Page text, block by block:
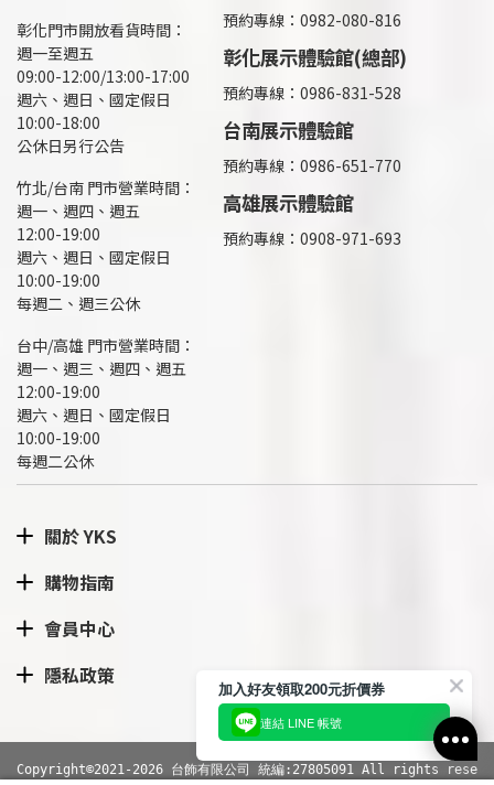
彰化門市開放看貨時間：
週一至週五
09:00-12:00/13:00-17:00
週六、週日、國定假日
10:00-18:00
公休日另行公告
竹北/台南 門市營業時間：
週一、週四、週五
12:00-19:00
週六、週日、國定假日
10:00-19:00
每週二、週三公休
台中/高雄 門市營業時間：
週一、週三、週四、週五
12:00-19:00
週六、週日、國定假日
10:00-19:00
每週二公休
預約專線：0982-080-816
彰化展示體驗館(總部)
預約專線： 0986-831-528
台南展示體驗館
預約專線：0986-651-770
高雄展示體驗館
預約專線： 0908-971-693
關於 YKS
購物指南
會員中心
隱私政策
Copyright©2021-2026 台飾有限公司 統編:27805091 All rights rese
加入好友領取200元折價券
連結 LINE 帳號